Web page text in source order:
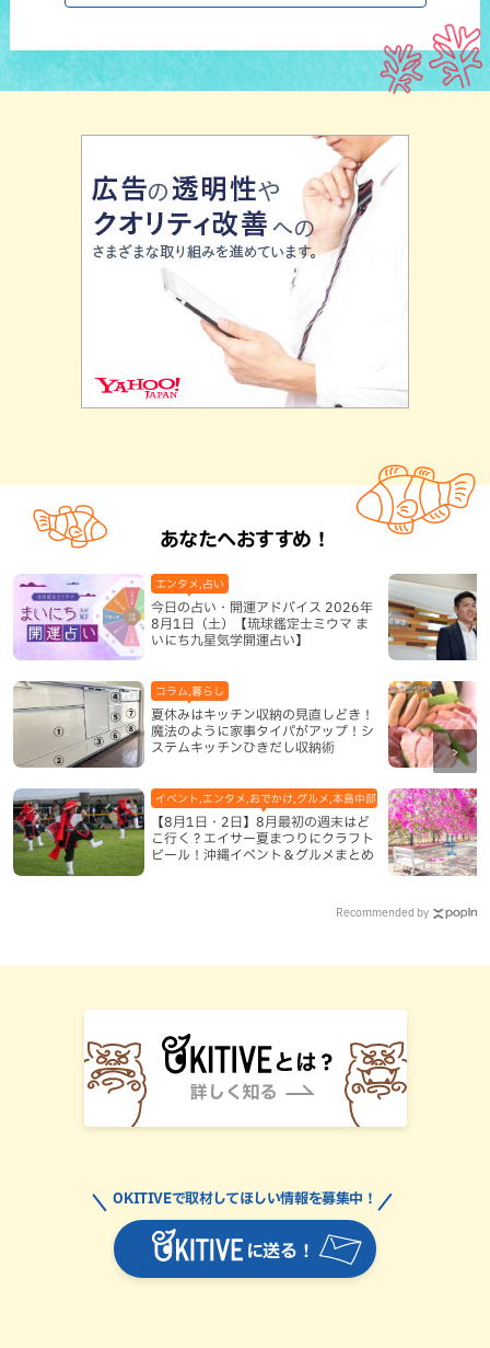
あなたへおすすめ！
今日の占い・開運アドバイス 2026年
8月1日（土）【琉球鑑定士ミウマ ま
いにち九星気学開運占い】
エンタメ,占い
夏休みはキッチン収納の見直しどき！
魔法のように家事タイパがアップ！シ
ステムキッチンひきだし収納術
コラム,暮らし
【8月1日・2日】8月最初の週末はど
こ行く？エイサー夏まつりにクラフト
ビール！沖縄イベント＆グルメまとめ
イベント,エンタメ,おでかけ,グルメ,本島中部,本島北部,本島南部
Recommended by
に送る！
OKITIVEで取材してほしい情報を募集中！